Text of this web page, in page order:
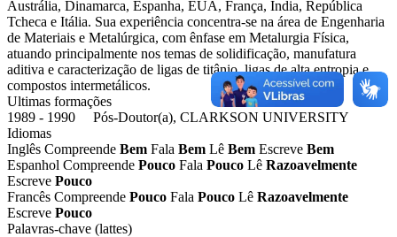
Austrália, Dinamarca, Espanha, EUA, França, Índia, República
Tcheca e Itália. Sua experiência concentra-se na área de Engenharia
de Materiais e Metalúrgica, com ênfase em Metalurgia Física,
atuando principalmente nos temas de solidificação, manufatura
aditiva e caracterização de ligas de titânio, ligas de alta entropia e
compostos intermetálicos.
Ultimas formações
1989 - 1990 Pós-Doutor(a), CLARKSON UNIVERSITY
Idiomas
Inglês Compreende Bem Fala Bem Lê Bem Escreve Bem
Espanhol Compreende Pouco Fala Pouco Lê Razoavelmente
Escreve Pouco
Francês Compreende Pouco Fala Pouco Lê Razoavelmente
Escreve Pouco
Palavras-chave (lattes)